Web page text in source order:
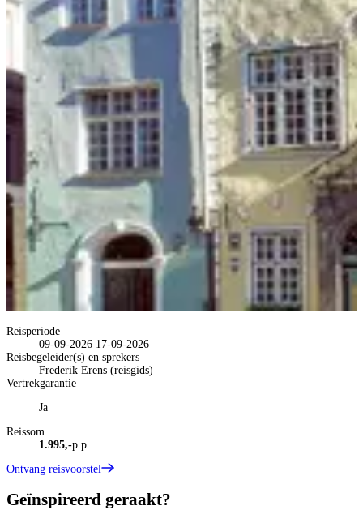
Reisperiode
09-09-2026 17-09-2026
Reisbegeleider(s) en sprekers
Frederik Erens (reisgids)
Vertrekgarantie
Ja
Reissom
1.995,-p.p.
Ontvang reisvoorstel
Geïnspireerd geraakt?